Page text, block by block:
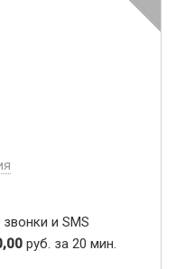
и SMS
руб. за 20 мин.